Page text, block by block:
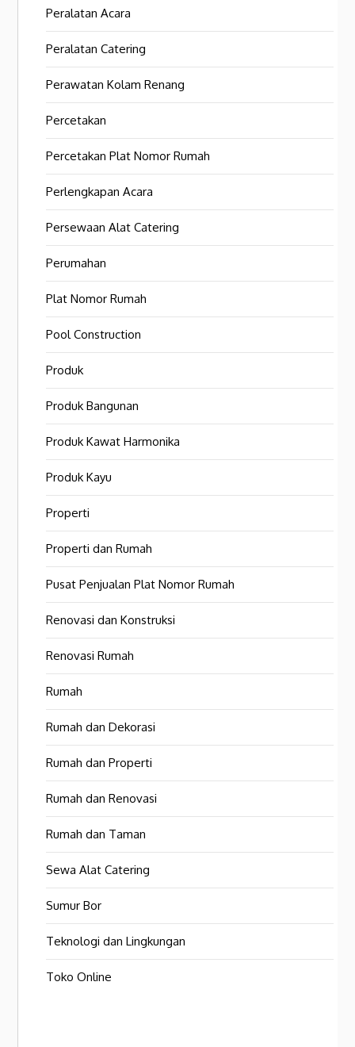
Peralatan Acara
Peralatan Catering
Perawatan Kolam Renang
Percetakan
Percetakan Plat Nomor Rumah
Perlengkapan Acara
Persewaan Alat Catering
Perumahan
Plat Nomor Rumah
Pool Construction
Produk
Produk Bangunan
Produk Kawat Harmonika
Produk Kayu
Properti
Properti dan Rumah
Pusat Penjualan Plat Nomor Rumah
Renovasi dan Konstruksi
Renovasi Rumah
Rumah
Rumah dan Dekorasi
Rumah dan Properti
Rumah dan Renovasi
Rumah dan Taman
Sewa Alat Catering
Sumur Bor
Teknologi dan Lingkungan
Toko Online